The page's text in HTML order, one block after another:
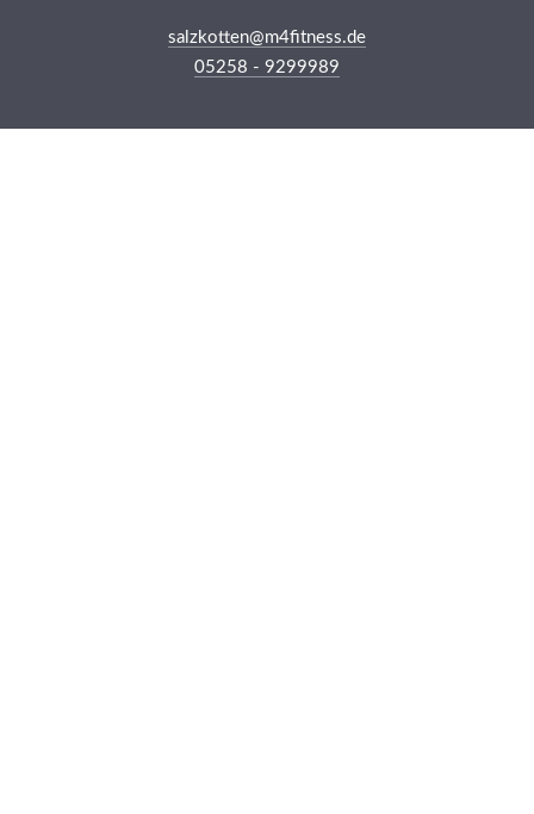
salzkotten@m4fitness.de
05258 - 9299989